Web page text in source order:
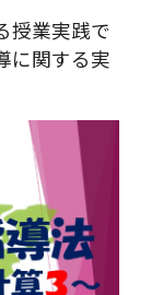
授業実践で
に関する実